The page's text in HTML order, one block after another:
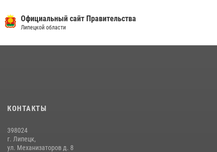
28 июля 2026, 14:38 4
20 июля 2026, 12:22
Липецке
17 июля 2026, 12:26 5
Официальный сайт Правительства
Липецкой области
КОНТАКТЫ
398024
г. Липецк,
ул. Механизаторов д. 8